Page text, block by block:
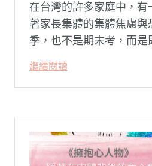
在台灣的許多家庭中，有
著家長集體的集體焦慮與
季，也不是期末考，而是
家庭，原本由學校與安親
任，瞬間全數倒回家庭系
繼續閱讀